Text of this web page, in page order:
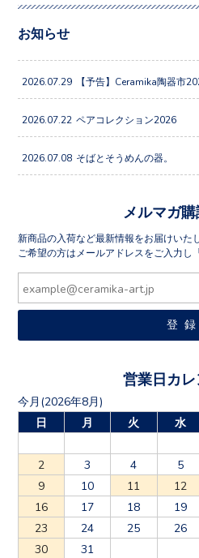
お知らせ
2026.07.29 【予告】Ceramika陶器市
2026.07.22 ペアコレクション2026
2026.07.08 そばとそうめんの器。
メルマガ
新商品の入荷など最新情報をお届けいた
ご希望の方はメールアドレスをご入力し
営業日カレ
今月(2026年8月)
日
月 火 水
2
3 4 5
9
10 11 12
16
17 18 19
23
24 25 26
30
31